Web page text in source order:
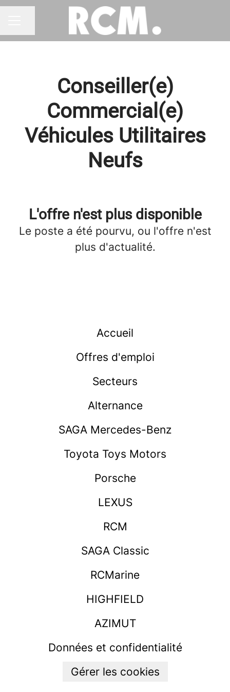
Partager la page
Conseiller(e)
Commercial(e)
Véhicules Utilitaires
Neufs
L'offre n'est plus disponible
Le poste a été pourvu, ou l'offre n'est
plus d'actualité.
Accueil
Offres d'emploi
Secteurs
Alternance
SAGA Mercedes-Benz
Toyota Toys Motors
Porsche
LEXUS
RCM
SAGA Classic
RCMarine
HIGHFIELD
AZIMUT
Données et confidentialité
Gérer les cookies